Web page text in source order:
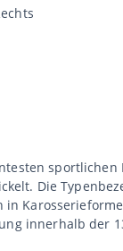
Die
in
innerhalb der